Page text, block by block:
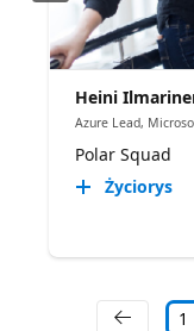
Heini
Azure Lead,
Polar Squad
Życiorys
1